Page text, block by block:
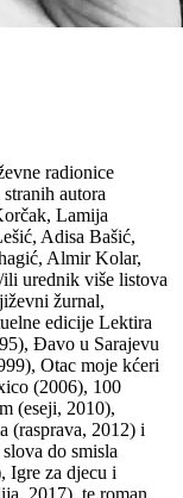
radionice
autora
Lamija
Adisa Bašić,
Almir Kolar,
urednik više listova
žurnal,
edicije Lektira
Đavo u Sarajevu
Otac moje kćeri
(2006), 100
(eseji, 2010),
(rasprava, 2012) i
do smisla
Igre za djecu i